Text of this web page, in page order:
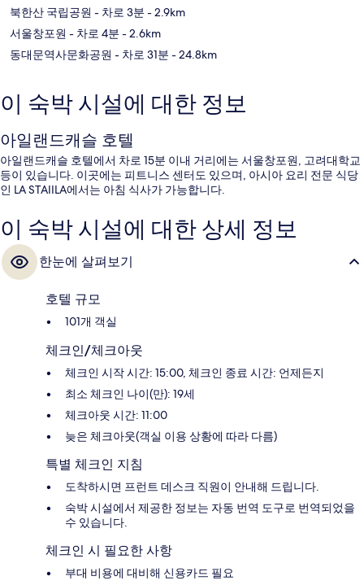
북한산 국립공원 - 차로 3분 - 2.9km
서울창포원 - 차로 4분 - 2.6km
동대문역사문화공원 - 차로 31분 - 24.8km
이 숙박 시설에 대한 정보
아일랜드캐슬 호텔
아일랜드캐슬 호텔에서 차로 15분 이내 거리에는 서울창포원, 고려대학교
등이 있습니다. 이곳에는 피트니스 센터도 있으며, 아시아 요리 전문 식당
인 LA STAIILA에서는 아침 식사가 가능합니다.
이 숙박 시설에 대한 상세 정보
한눈에 살펴보기
호텔 규모
101개 객실
체크인/체크아웃
체크인 시작 시간: 15:00, 체크인 종료 시간: 언제든지
최소 체크인 나이(만): 19세
체크아웃 시간: 11:00
늦은 체크아웃(객실 이용 상황에 따라 다름)
특별 체크인 지침
도착하시면 프런트 데스크 직원이 안내해 드립니다.
숙박 시설에서 제공한 정보는 자동 번역 도구로 번역되었을
수 있습니다.
체크인 시 필요한 사항
부대 비용에 대비해 신용카드 필요